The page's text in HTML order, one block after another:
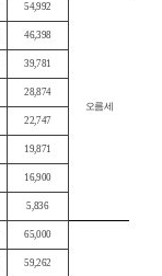
54,992
오름세
46,398
39,781
28,874
22,747
19,871
16,900
5,836
65,000
59,262